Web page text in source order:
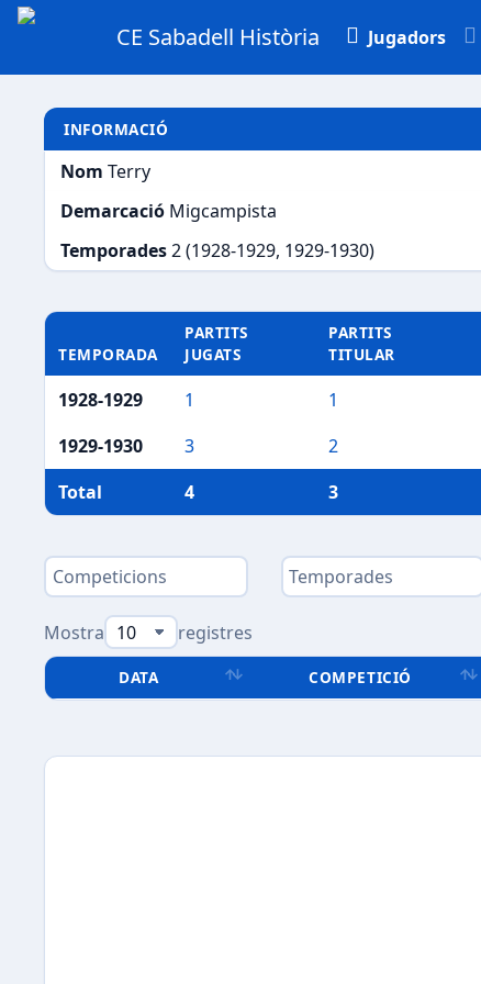
CE Sabadell Història Jugadors
INFORMACIÓ
Nom Terry
Demarcació Migcampista
Temporades2 (1928-1929, 1929-1930)
TEMPORADA
PARTITS
JUGATS
PARTITS
TITULAR
1928-1929 1 1
1929-1930
3 2
Total
4 3
Mostra registres
DATA COMPETICIÓ